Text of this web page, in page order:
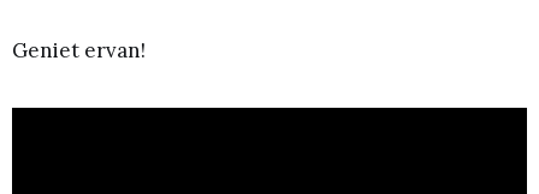
Geniet ervan!